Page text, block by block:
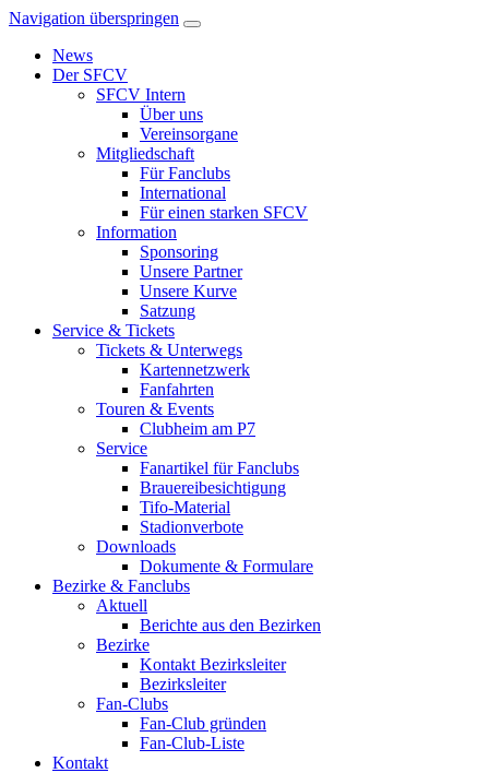
Navigation überspringen
News
Der SFCV
SFCV Intern
Über uns
Vereinsorgane
Mitgliedschaft
Für Fanclubs
International
Für einen starken SFCV
Information
Sponsoring
Unsere Partner
Unsere Kurve
Satzung
Service & Tickets
Tickets & Unterwegs
Kartennetzwerk
Fanfahrten
Touren & Events
Clubheim am P7
Service
Fanartikel für Fanclubs
Brauereibesichtigung
Tifo-Material
Stadionverbote
Downloads
Dokumente & Formulare
Bezirke & Fanclubs
Aktuell
Berichte aus den Bezirken
Bezirke
Kontakt Bezirksleiter
Bezirksleiter
Fan-Clubs
Fan-Club gründen
Fan-Club-Liste
Kontakt